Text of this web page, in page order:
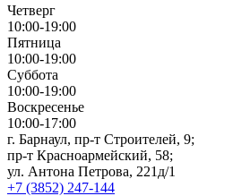
Четверг
10:00-19:00
Пятница
10:00-19:00
Суббота
10:00-19:00
Воскресенье
10:00-17:00
г. Барнаул, пр-т Строителей, 9;
пр-т Красноармейский, 58;
ул. Антона Петрова, 221д/1
+7 (3852) 247-144